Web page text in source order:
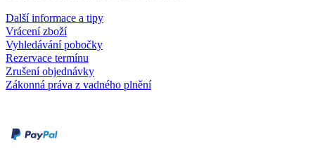
Další informace a tipy
Vrácení zboží
Vyhledávání pobočky
Rezervace termínu
Zrušení objednávky
Zákonná práva z vadného plnění